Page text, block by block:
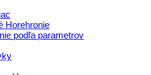
Horehronie
podľa parametrov